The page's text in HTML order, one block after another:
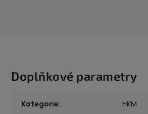
Doplňkové parametry
Kategorie: HKM